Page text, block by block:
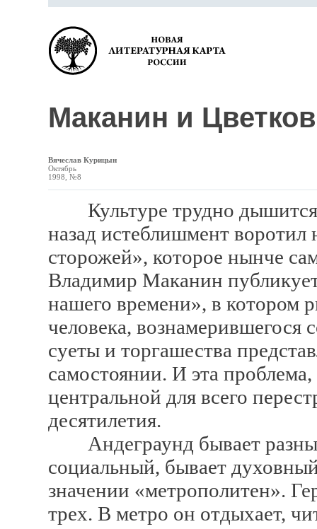
Маканин и
Вячеслав Курицын
Октябрь
1998, №8
Культуре трудно дышится
назад истеблишмент
сторожей», которое нынче
Владимир Маканин
нашего времени», в котором
человека, вознамерившегося
суеты и торгашества
самостоянии. И эта
центральной для всего
десятилетия.
Андеграунд бывает
социальный, бывает
значении «метрополитен».
трех. В метро он отдыхает,